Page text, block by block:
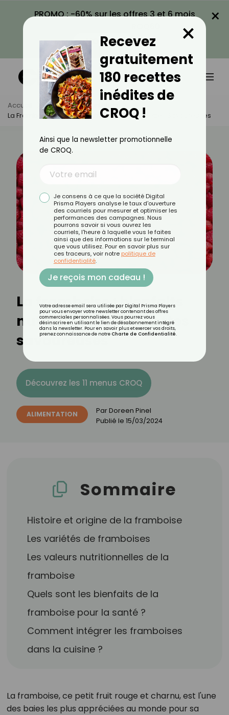
PROMO : -60% sur les offres 3 et 6 mois
VOIR LA PROMO
×
Accueil Actus
Alimentation
La Framboise : Bienfaits Nutritionnels Et Recettes Savoureuses
La framboise : bienfaits
nutritionnels et recettes
savoureuses
Découvrez les 11 menus CROQ
ALIMENTATION ParDoreen Pinel
Publié le 15/03/2024
Sommaire
Histoire et origine de la framboise
Les variétés de framboises
Les valeurs nutritionnelles de la
framboise
Quels sont les bienfaits de la
framboise pour la santé ?
Comment intégrer les framboises
dans la cuisine ?
La framboise, ce petit fruit rouge et charnu, est l'une
des baies les plus appréciées au monde pour sa
Recevez
gratuitement
180 recettes
inédites de
CROQ !
×
Ainsi que la newsletter promotionnelle
de CROQ.
Je consens à ce que la société Digital
Prisma Players analyse le taux d'ouverture
des courriels pour mesurer et optimiser les
performances des campagnes. Nous
pourrons savoir si vous ouvrez les
courriels, l'heure à laquelle vous le faites
ainsi que des informations sur le terminal
que vous utilisez. Pour en savoir plus sur
ces traceurs, voir notre politique de
confidentialité.
Je reçois mon cadeau !
Votre adresse email sera utilisée par Digital Prisma Players
pour vous envoyer votre newsletter contenant des offres
commerciales personnalisées. Vous pourrez vous
désinscrire en utilisant le lien de désabonnement intégré
dans la newsletter. Pour en savoir plus et exercer vos droits,
prenez connaissance de notre Charte de Confidentialité.